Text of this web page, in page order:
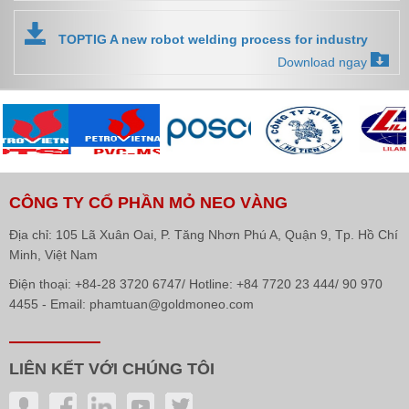
TOPTIG A new robot welding process for industry
Download ngay
CÔNG TY CỔ PHẦN MỎ NEO VÀNG
Địa chỉ: 105 Lã Xuân Oai, P. Tăng Nhơn Phú A, Quận 9, Tp. Hồ Chí
Minh, Việt Nam
Điện thoại: +84-28 3720 6747/ Hotline: +84 7720 23 444/ 90 970
4455 - Email: phamtuan@goldmoneo.com
LIÊN KẾT VỚI CHÚNG TÔI